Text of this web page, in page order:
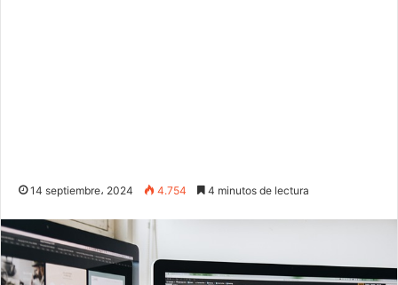
14 septiembre، 2024 4.754 4 minutos de lectura